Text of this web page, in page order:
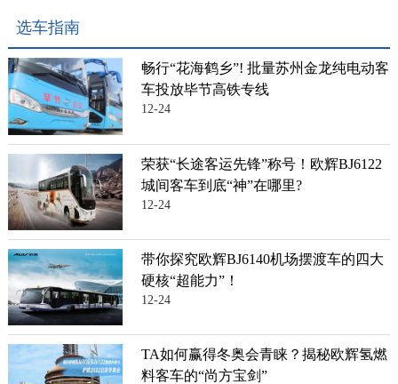
选车指南
畅行“花海鹤乡”! 批量苏州金龙纯电动客
车投放毕节高铁专线
12-24
荣获“长途客运先锋”称号！欧辉BJ6122
城间客车到底“神”在哪里?
12-24
带你探究欧辉BJ6140机场摆渡车的四大
硬核“超能力”！
12-24
TA如何赢得冬奥会青睐？揭秘欧辉氢燃
料客车的“尚方宝剑”